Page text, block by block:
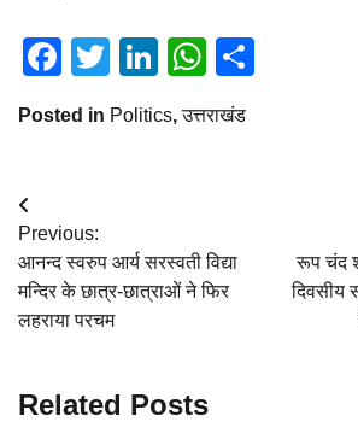
Facebook
TwitterLinkedIn
Posted in Politics,उत्तराखंड
Post
navigation
Previous:
आनन्द स्वरुप आर्य सरस्वती विद्या
मन्दिर के छात्र-छात्राओं ने फिर
लहराया परचम
रूप चंद
दिवसीय
Related Posts